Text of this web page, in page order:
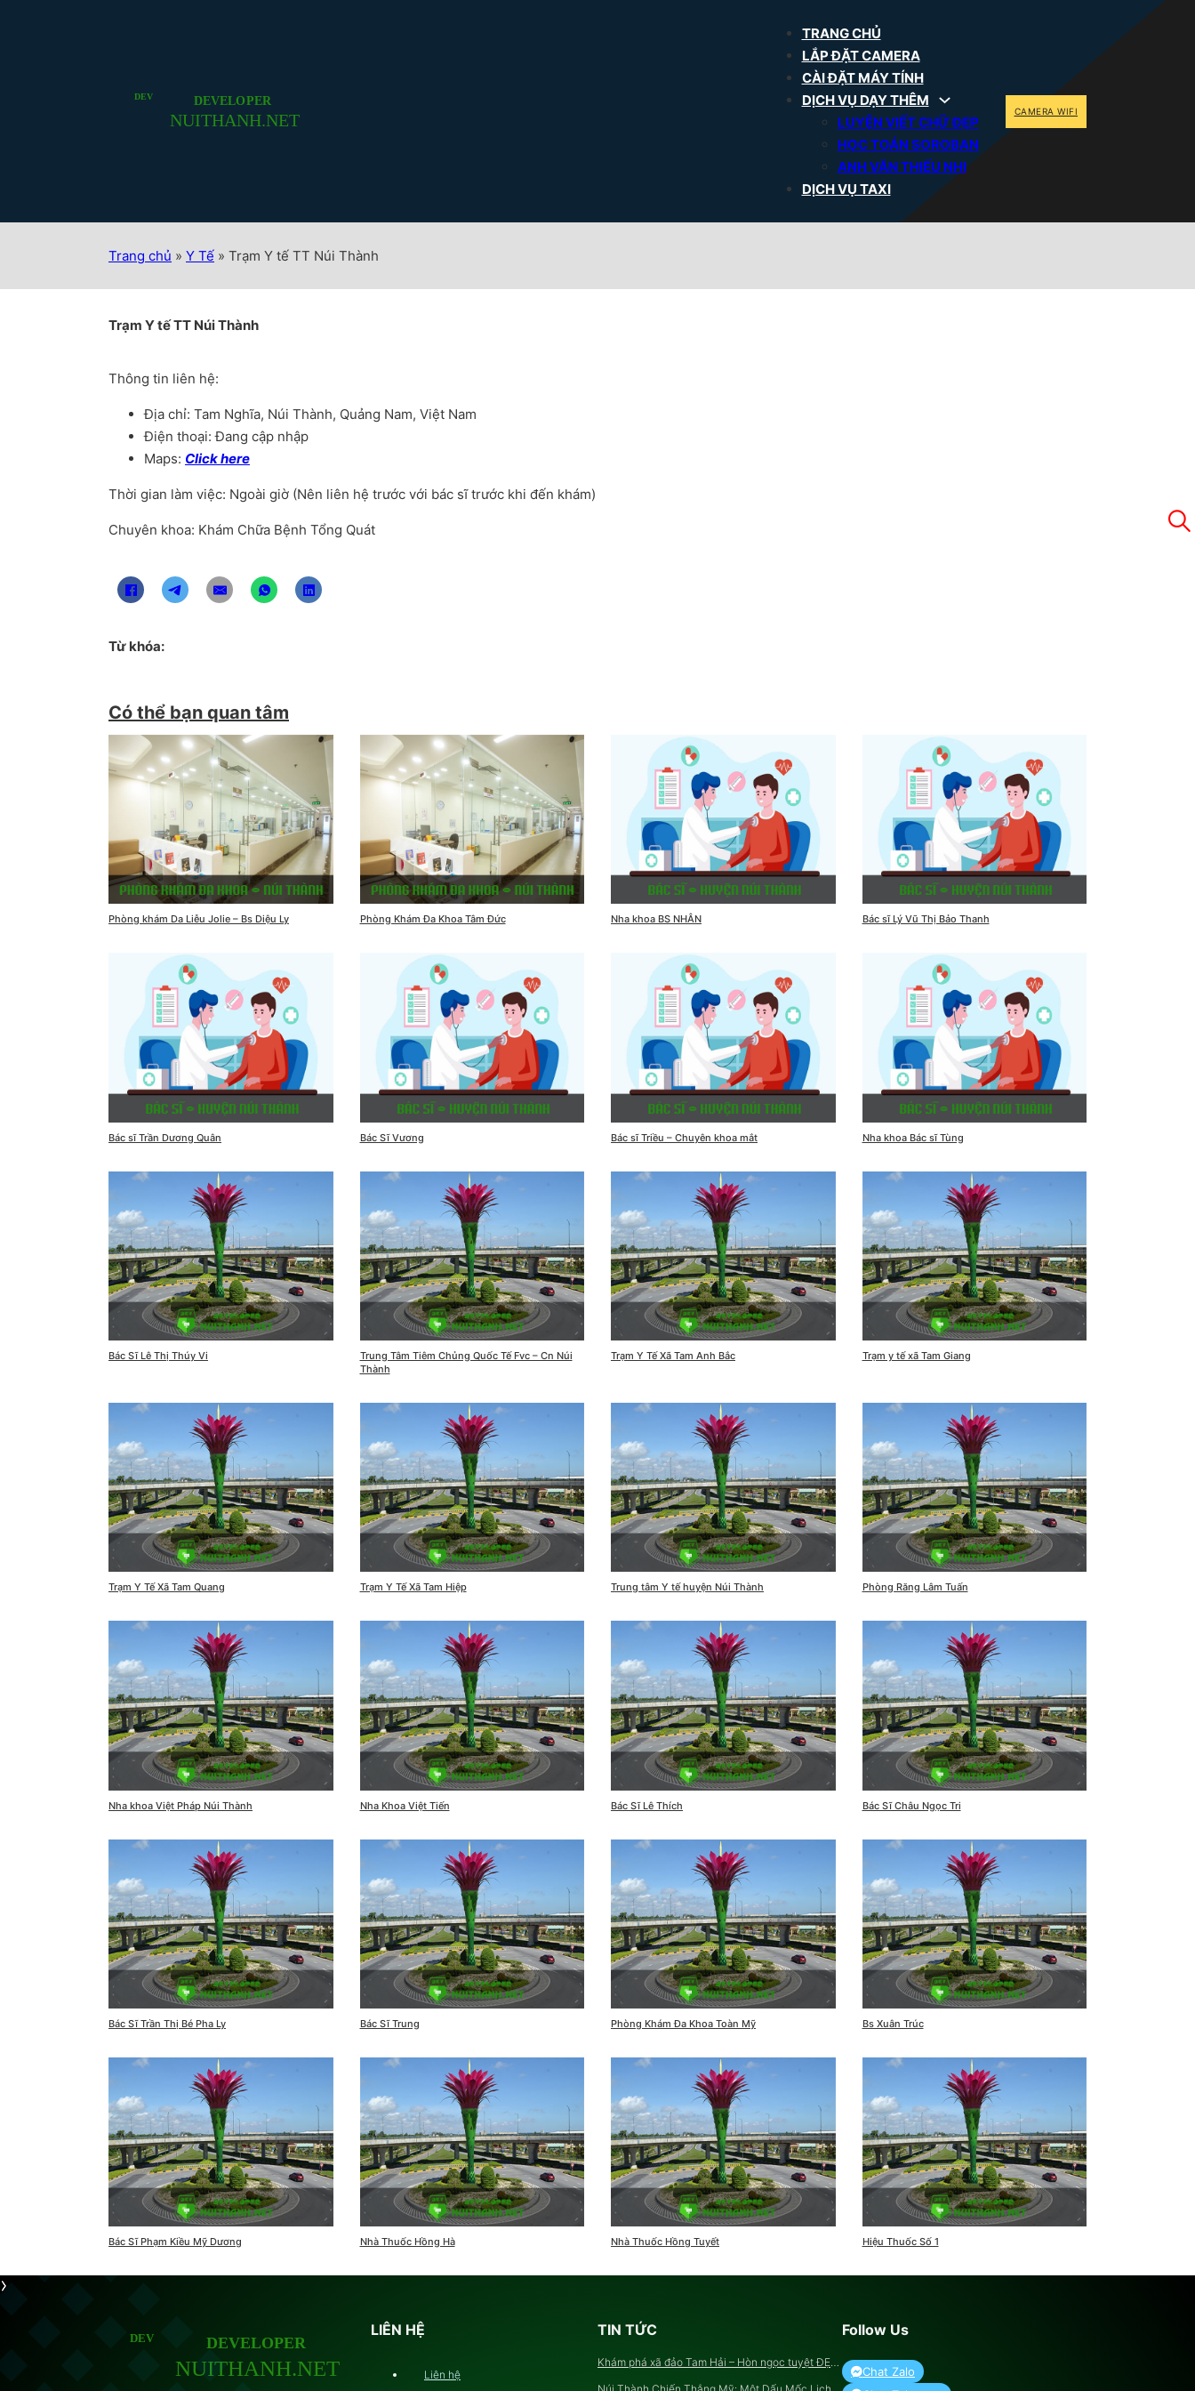
TRANG CHỦ
LẮP ĐẶT CAMERA
CÀI ĐẶT MÁY TÍNH
DỊCH VỤ DẠY THÊM
LUYỆN VIẾT CHỮ ĐẸP
HỌC TOÁN SOROBAN
ANH VĂN THIẾU NHI
DỊCH VỤ TAXI
CAMERA WIFI
Trang chủ » Y Tế » Trạm Y tế TT Núi Thành
Trạm Y tế TT Núi Thành
Thông tin liên hệ:
Địa chỉ: Tam Nghĩa, Núi Thành, Quảng Nam, Việt Nam
Điện thoại: Đang cập nhập
Maps: Click here
Thời gian làm việc: Ngoài giờ (Nên liên hệ trước với bác sĩ trước khi đến khám)
Chuyên khoa: Khám Chữa Bệnh Tổng Quát
Từ khóa:
Có thể bạn quan tâm
Phòng khám Da Liễu Jolie – Bs Diệu Ly Phòng Khám Đa Khoa Tâm Đức Nha khoa BS NHÂN Bác sĩ Lý Vũ Thị Bảo Thanh
Bác sĩ Trần Dương Quân Bác Sĩ Vương Bác sĩ Triều – Chuyên khoa mắt Nha khoa Bác sĩ Tùng
Bác Sĩ Lê Thị Thúy Vi
Trung Tâm Tiêm Chủng Quốc Tế Fvc – Cn Núi
Thành
Trạm Y Tế Xã Tam Anh Bắc Trạm y tế xã Tam Giang
Trạm Y Tế Xã Tam Quang Trạm Y Tế Xã Tam Hiệp Trung tâm Y tế huyện Núi Thành Phòng Răng Lâm Tuấn
Nha khoa Việt Pháp Núi Thành Nha Khoa Việt Tiến Bác Sĩ Lê Thích Bác Sĩ Châu Ngọc Tri
Bác Sĩ Trần Thị Bé Pha Ly Bác Sĩ Trung Phòng Khám Đa Khoa Toàn Mỹ Bs Xuân Trúc
Bác Sĩ Phạm Kiều Mỹ Dương Nhà Thuốc Hồng Hà Nhà Thuốc Hồng Tuyết Hiệu Thuốc Số 1
LIÊN HỆ
Liên hệ
TIN TỨC
Khám phá xã đảo Tam Hải – Hòn ngọc tuyệt ĐẸP
Follow Us
Chat Zalo